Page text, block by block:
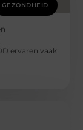
GEZONDHEID
ervaren vaak